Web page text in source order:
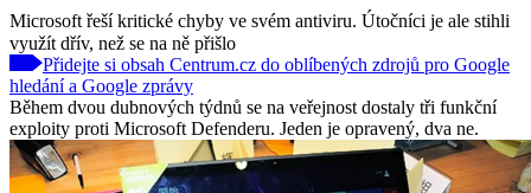
Microsoft řeší kritické chyby ve svém antiviru. Útočníci je ale stihli
využít dřív, než se na ně přišlo
Přidejte si obsah Centrum.cz do oblíbených zdrojů pro Google
hledání a Google zprávy
Během dvou dubnových týdnů se na veřejnost dostaly tři funkční
exploity proti Microsoft Defenderu. Jeden je opravený, dva ne.